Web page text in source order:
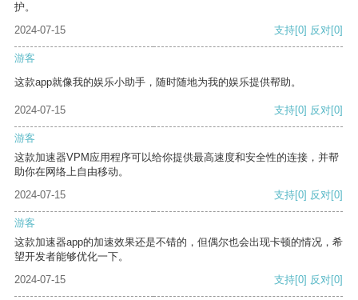
护。
2024-07-15
支持[0] 反对[0]
游客
这款app就像我的娱乐小助手，随时随地为我的娱乐提供帮助。
2024-07-15 支持[0] 反对[0]
游客
这款加速器VPM应用程序可以给你提供最高速度和安全性的连接，并帮
助你在网络上自由移动。
2024-07-15
支持[0] 反对[0]
游客
这款加速器app的加速效果还是不错的，但偶尔也会出现卡顿的情况，希
望开发者能够优化一下。
2024-07-15
支持[0] 反对[0]